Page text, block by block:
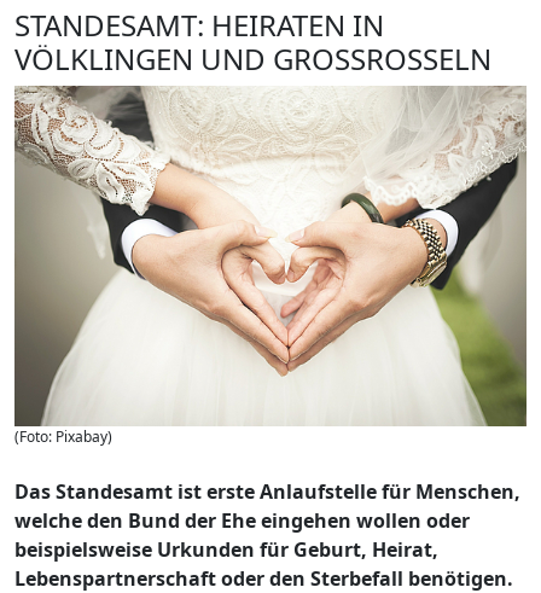
STANDESAMT: HEIRATEN IN
VÖLKLINGEN UND GROSSROSSELN
(Foto: Pixabay)
Das Standesamt ist erste Anlaufstelle für Menschen,
welche den Bund der Ehe eingehen wollen oder
beispielsweise Urkunden für Geburt, Heirat,
Lebenspartnerschaft oder den Sterbefall benötigen.